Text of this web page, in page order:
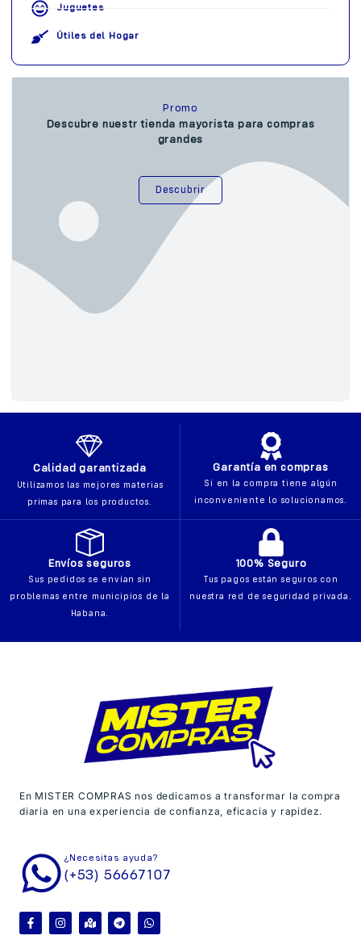
Juguetes
Útiles del Hogar
Promo
Descubre nuestr tienda mayorista para compras
grandes
Descubrir
Calidad garantizada
Utilizamos las mejores materias
primas para los productos.
Garantía en compras
Si en la compra tiene algún
inconveniente lo solucionamos.
Envíos seguros
Sus pedidos se envían sin
problemas entre municipios de la
Habana.
100% Seguro
Tus pagos están seguros con
nuestra red de seguridad privada.
En MISTER COMPRAS nos dedicamos a transformar la compra
diaria en una experiencia de confianza, eficacia y rapidez.
¿Necesitas ayuda?
(+53) 56667107